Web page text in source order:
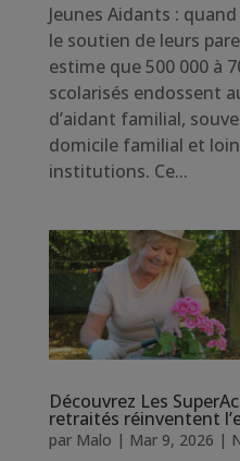
Jeunes Aidants :
le soutien de leurs
estime que 500 000 à
scolarisés endossent
d’aidant familial,
domicile familial et
institutions. Ce...
Découvrez Les
retraités réinventent
par Malo | Mar 9, 2026 |